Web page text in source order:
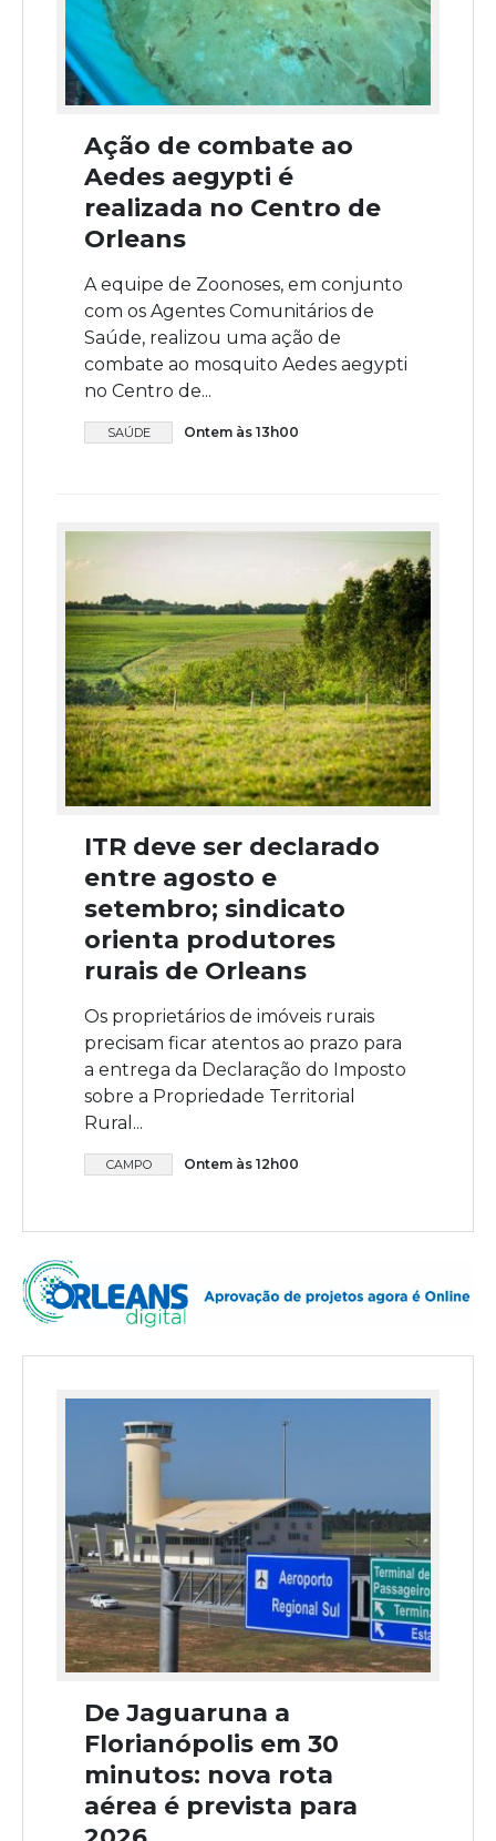
Ação de combate ao
Aedes aegypti é
realizada no Centro de
Orleans
A equipe de Zoonoses, em conjunto
com os Agentes Comunitários de
Saúde, realizou uma ação de
combate ao mosquito Aedes aegypti
no Centro de...
SAÚDE Ontem às 13h00
ITR deve ser declarado
entre agosto e
setembro; sindicato
orienta produtores
rurais de Orleans
Os proprietários de imóveis rurais
precisam ficar atentos ao prazo para
a entrega da Declaração do Imposto
sobre a Propriedade Territorial
Rural...
CAMPO Ontem às 12h00
De Jaguaruna a
Florianópolis em 30
minutos: nova rota
aérea é prevista para